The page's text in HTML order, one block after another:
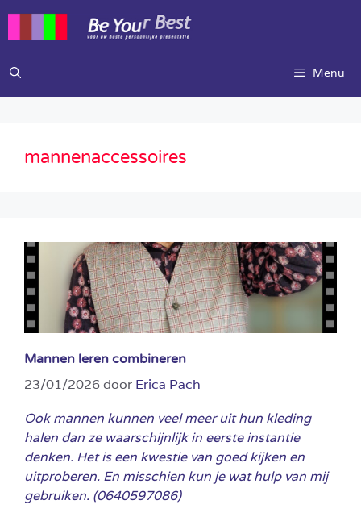
inhoud
Menu
mannenaccessoires
Mannen leren combineren
23/01/2026door Erica Pach
Ook mannen kunnen veel meer uit hun kleding
halen dan ze waarschijnlijk in eerste instantie
denken. Het is een kwestie van goed kijken en
uitproberen. En misschien kun je wat hulp van mij
gebruiken. (0640597086)